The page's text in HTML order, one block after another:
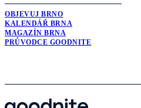
OBJEVUJ BRNO
KALENDÁŘ BRNA
MAGAZÍN BRNA
PRŮVODCE GOODNITE